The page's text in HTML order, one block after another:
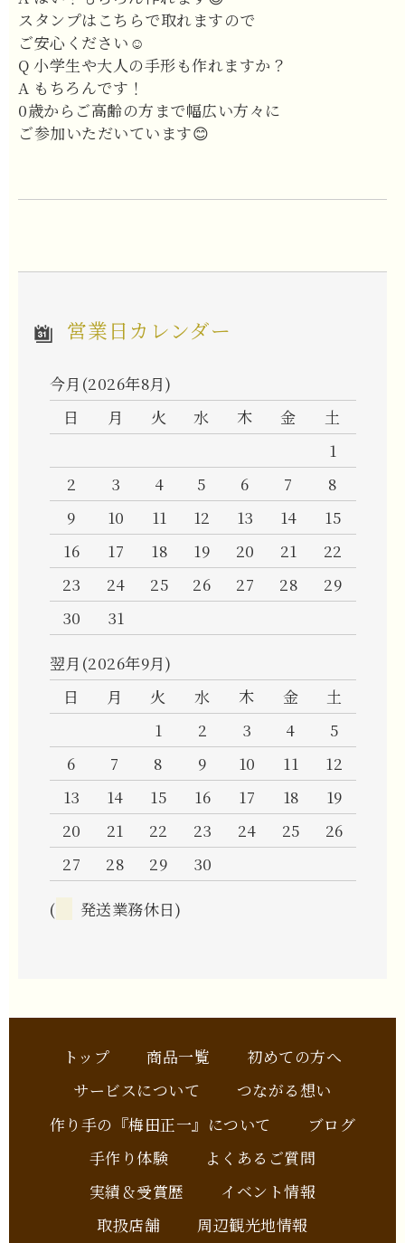
スタンプはこちらで取れますので
ご安心ください☺
Q 小学生や大人の手形も作れますか？
A もちろんです！
0歳からご高齢の方まで幅広い方々に
ご参加いただいています😊
営業日カレンダー
今月(2026年8月)
日
月 火 水 木 金
土
1
2
3 4 5 6 7
8
9
10 11 12 13 14
15
16
17 18 19 20 21
22
23
24 25 26 27 28
29
30
31
翌月(2026年9月)
日
月 火 水 木 金
土
1
2 3 4
5
6
7 8 9 10 11
12
13
14 15 16 17 18
19
20
21 22 23 24 25
26
27
28 29 30
( 発送業務休日)
トップ 商品一覧
初めての方へ
サービスについて
つながる想い
作り手の『梅田正一』について
ブログ
手作り体験
よくあるご質問
実績＆受賞歴
イベント情報
取扱店舗
周辺観光地情報